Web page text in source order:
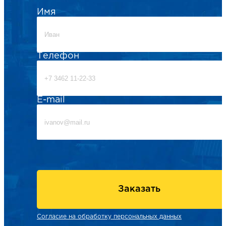
Имя
Телефон
E-mail
Заказать
Согласие на обработку персональных данных